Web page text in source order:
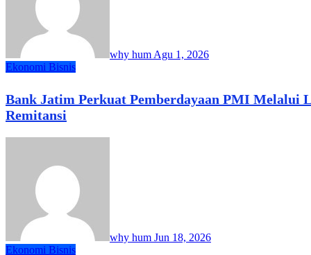
why hum Agu 1, 2026
Ekonomi Bisnis
Bank Jatim Perkuat Pemberdayaan PMI Melalui
Remitansi
why hum Jun 18, 2026
Ekonomi Bisnis